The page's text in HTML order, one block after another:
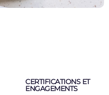
CERTIFICATIONS ET
ENGAGEMENTS